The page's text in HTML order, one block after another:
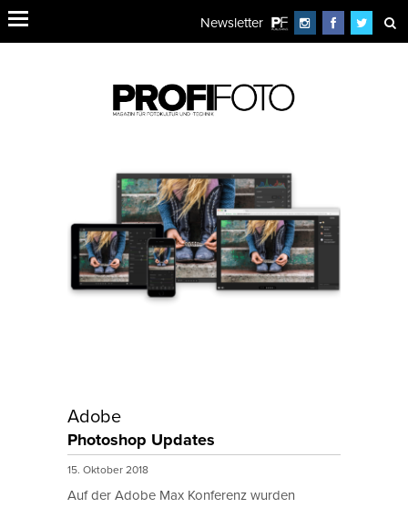
Newsletter
Adobe
Photoshop Updates
15. Oktober 2018
Auf der Adobe Max Konferenz wurden